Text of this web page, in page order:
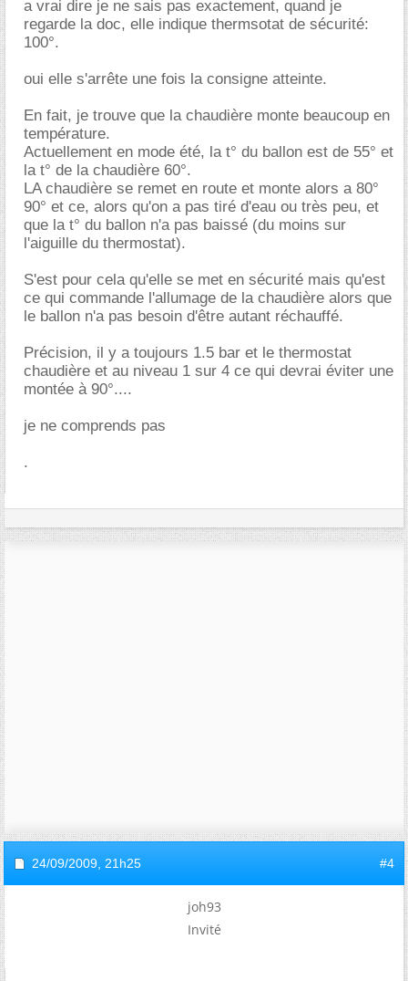
a vrai dire je ne sais pas exactement, quand je
regarde la doc, elle indique thermsotat de sécurité:
100°.
oui elle s'arrête une fois la consigne atteinte.
En fait, je trouve que la chaudière monte beaucoup en
température.
Actuellement en mode été, la t° du ballon est de 55° et
la t° de la chaudière 60°.
LA chaudière se remet en route et monte alors a 80°
90° et ce, alors qu'on a pas tiré d'eau ou très peu, et
que la t° du ballon n'a pas baissé (du moins sur
l'aiguille du thermostat).
S'est pour cela qu'elle se met en sécurité mais qu'est
ce qui commande l'allumage de la chaudière alors que
le ballon n'a pas besoin d'être autant réchauffé.
Précision, il y a toujours 1.5 bar et le thermostat
chaudière et au niveau 1 sur 4 ce qui devrai éviter une
montée à 90°....
je ne comprends pas
.
24/09/2009, 21h25 #4
joh93
Invité